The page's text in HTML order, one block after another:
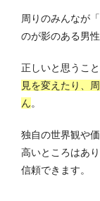
周りのみんなが
のが影のある男性
正しいと思うこ
見を変えたり、
ん。
独自の世界観や
高いところはあ
信頼できます。